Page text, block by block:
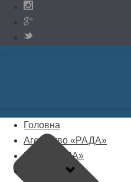
Головна
Агентство «РАДА»
МАО «РАДА»